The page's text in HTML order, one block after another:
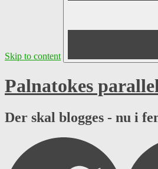
Skip to content
Palnatokes
Der skal blogges - nu i